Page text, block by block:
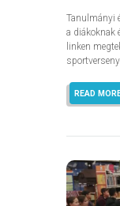
Tanulmányi
a diákoknak
linken
READ